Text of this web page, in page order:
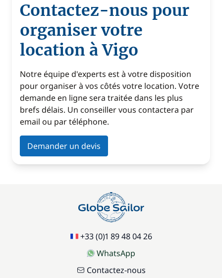
Contactez-nous pour
organiser votre
location à Vigo
Notre équipe d'experts est à votre disposition
pour organiser à vos côtés votre location. Votre
demande en ligne sera traitée dans les plus
brefs délais. Un conseiller vous contactera par
email ou par téléphone.
Demander un devis
+33 (0)1 89 48 04 26
WhatsApp
Contactez-nous